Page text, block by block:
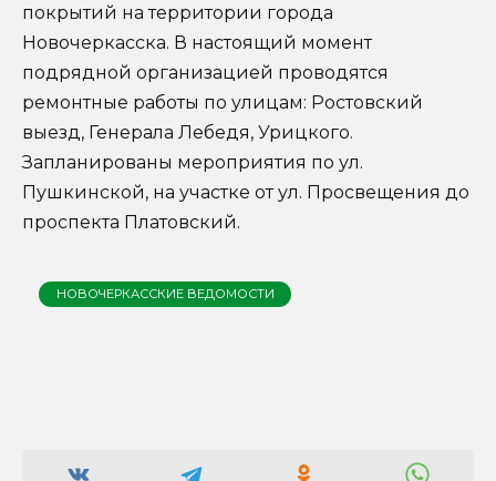
покрытий на территории города
Новочеркасска. В настоящий момент
подрядной организацией проводятся
ремонтные работы по улицам: Ростовский
выезд, Генерала Лебедя, Урицкого.
Запланированы мероприятия по ул.
Пушкинской, на участке от ул. Просвещения до
проспекта Платовский.
НОВОЧЕРКАССКИЕ ВЕДОМОСТИ